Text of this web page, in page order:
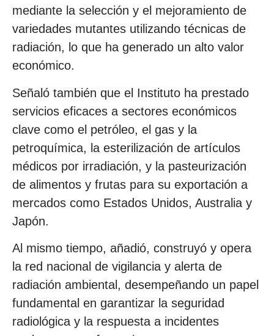
mediante la selección y el mejoramiento de
variedades mutantes utilizando técnicas de
radiación, lo que ha generado un alto valor
económico.
Señaló también que el Instituto ha prestado
servicios eficaces a sectores económicos
clave como el petróleo, el gas y la
petroquímica, la esterilización de artículos
médicos por irradiación, y la pasteurización
de alimentos y frutas para su exportación a
mercados como Estados Unidos, Australia y
Japón.
Al mismo tiempo, añadió, construyó y opera
la red nacional de vigilancia y alerta de
radiación ambiental, desempeñando un papel
fundamental en garantizar la seguridad
radiológica y la respuesta a incidentes